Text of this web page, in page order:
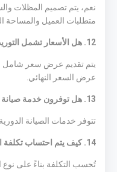
نعم، يتم تصميم المظلات
متطلبات العميل والمساحة
12. هل الأسعار تشمل التوريد والتركيب؟
يتم تقديم عرض سعر شامل
عرض السعر النهائي.
13. هل توفرون خدمة صيانة بعد التركيب؟
تتوفر خدمات الصيانة
14. كيف يتم احتساب تكلفة الهناجر؟
تُحسب التكلفة بناءً على نوع